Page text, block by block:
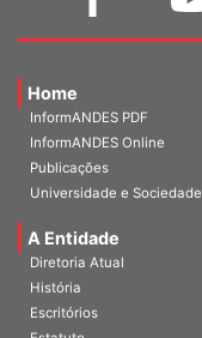
Home
InformANDES PDF
InformANDES Online
Publicações
Universidade e Sociedade
A Entidade
Diretoria Atual
História
Escritórios